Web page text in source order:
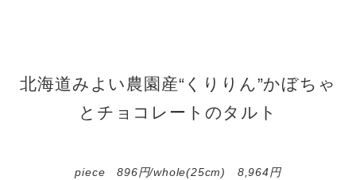
北海道みよい農園産“くりりん”かぼちゃ
とチョコレートのタルト
piece 896円/whole(25cm) 8,964円